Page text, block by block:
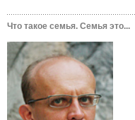
Что такое семья. Семья это...